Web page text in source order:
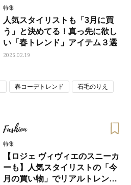
特集
人気スタイリストも「3月に買
う」と決めてる！真っ先に欲し
い「春トレンド」アイテム３選
2026.02.19
春コーデトレンド 石毛のりえ
Fashion
特集
【ロジェ ヴィヴィエのスニーカ
ーも】人気スタイリストの「今
月の買い物」でリアルトレンド